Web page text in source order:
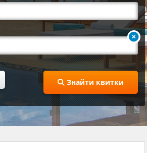
Знайти квитки